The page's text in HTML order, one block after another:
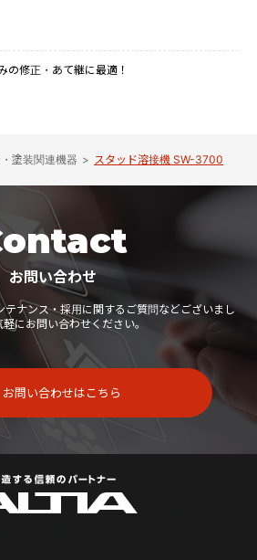
修正・あて継に最適！
塗装関連機器 > スタッド溶接機 SW-3700
お問い合わせ
テナンス・採用に関するご質問などございまし
にお問い合わせください。
お問い合わせはこちら